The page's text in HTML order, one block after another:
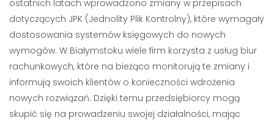
ostatnich latach wprowadzono zmiany w przepisach
dotyczących JPK (Jednolity Plik Kontrolny), które wymagały
dostosowania systemów księgowych do nowych
wymogów. W Białymstoku wiele firm korzysta z usług biur
rachunkowych, które na bieżąco monitorują te zmiany i
informują swoich klientów o konieczności wdrożenia
nowych rozwiązań. Dzięki temu przedsiębiorcy mogą
skupić się na prowadzeniu swojej działalności, mając